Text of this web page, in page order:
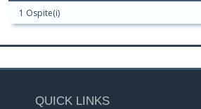
1 Ospite(i)
QUICK LINKS